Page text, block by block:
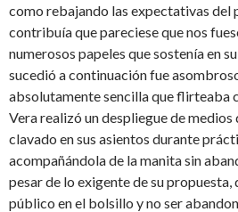
como rebajando las expectativas del
contribuía que pareciese que nos
numerosos papeles que sostenía en
sucedió a continuación fue
absolutamente sencilla que flirteaba
Vera realizó un despliegue de
clavado en sus asientos durante
acompañándola de la manita sin
pesar de lo exigente de su propuesta,
público en el bolsillo y no ser